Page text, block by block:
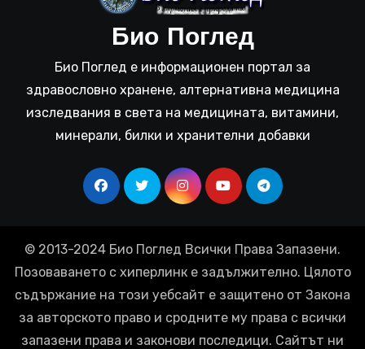
Био Поглед
Био Поглед е информационен портал за
здравословно хранене, алтернативна медицина
изследвания в света на медицината, витамини,
минерали, билки и хранителни добавки
© 2013-2024 Био Поглед Всички Права Запазени.
Позоваването с хиперлинк е задължително. Цялото
съдържание на този уебсайт е защитено от Закона
за авторското право и сродните му права с всички
запазени права и законови последици. Сайтът ни